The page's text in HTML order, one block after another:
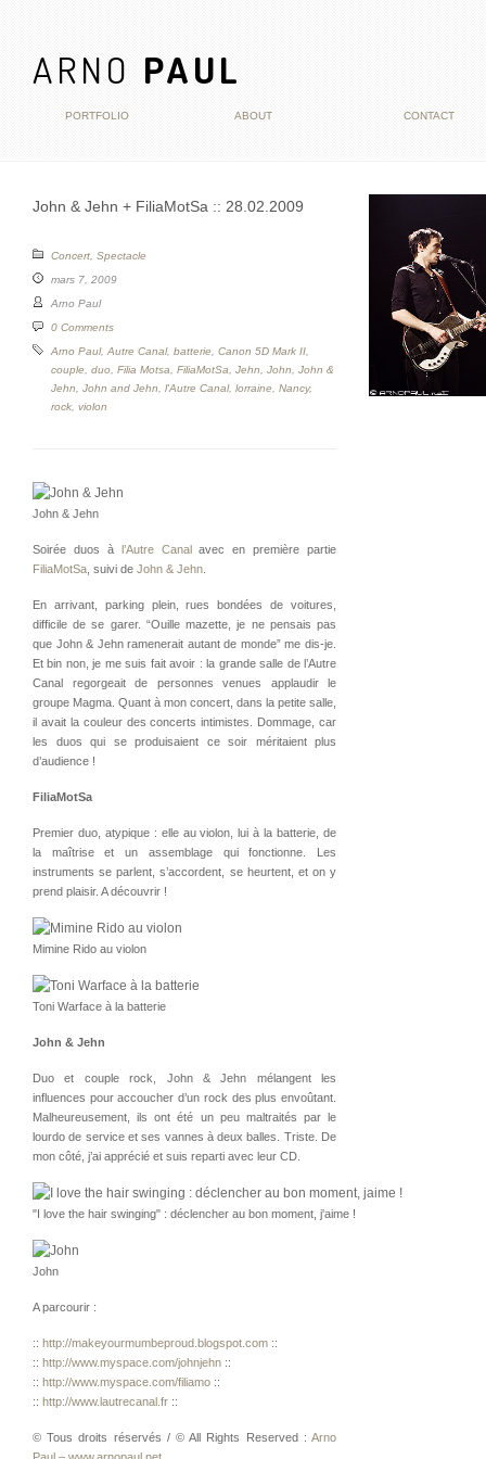
ARNO PAUL
PORTFOLIO ABOUT CONTACT
John & Jehn + FiliaMotSa :: 28.02.2009
Concert Spectacle
mars 7, 2009
Arno Paul
0 Comments
Arno Paul, Autre Canal, batterie Canon 5D Mark II
couple
duo Filia Motsa FiliaMotSa Jehn John
John &
Jehn
John and Jehn l'Autre Canal, lorraine Nancy,
rock violon
John & Jehn
Soirée duos à l’Autre Canalavec en première partie
FiliaMotSa , suivi de John & Jehn
En arrivant, parking plein, rues bondées de voitures,
difficile de se garer. “Ouille mazette, je ne pensais pas
que John & Jehn ramenerait autant de monde” me dis-je.
Et bin non, je me suis fait avoir : la grande salle de l’Autre
Canal regorgeait de personnes venues applaudir le
groupe Magma. Quant à mon concert, dans la petite salle,
il avait la couleur des concerts intimistes. Dommage, car
les duos qui se produisaient ce soir méritaient plus
d’audience !
FiliaMotSa
Premier duo, atypique : elle au violon, lui à la batterie, de
la maîtrise et un assemblage qui fonctionne. Les
instruments se parlent, s’accordent, se heurtent, et on y
prend plaisir. A découvrir !
Mimine Rido au violon
Toni Warface à la batterie
John & Jehn
Duo et couple rock, John & Jehn mélangent les
influences pour accoucher d’un rock des plus envoûtant.
Malheureusement, ils ont été un peu maltraités par le
lourdo de service et ses vannes à deux balles. Triste. De
mon côté, j’ai apprécié et suis reparti avec leur CD.
"I love the hair swinging" : déclencher au bon moment, j'aime !
John
A parcourir :
:: http://makeyourmumbeproud.blogspot.com ::
:: http://www.myspace.com/johnjehn ::
:: http://www.myspace.com/filiamo ::
:: http://www.lautrecanal.fr ::
© Tous droits réservés / © All Rights Reserved : Arno